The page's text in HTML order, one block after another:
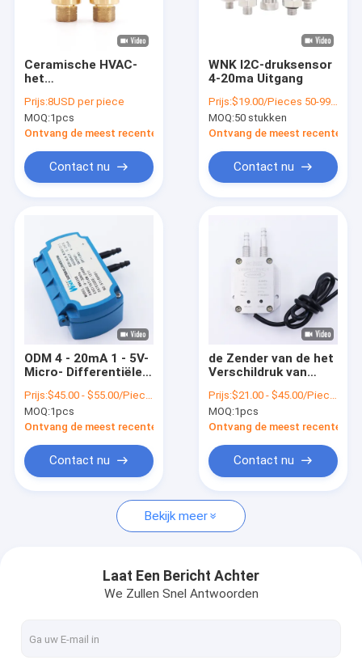
Producten
Over ons
Fabriekstocht
Kwaliteitscontrole
Nieuws
Gevallen
Vraag een offerte
Elektronische Druksensor
De elektronische Sensor van de Waterdruk
Ceramische HVAC-
het
van de Druksensor
voor Koeling
Prijs:8USD per piece
MOQ:1pcs
Ontvang de meest recente Prijs
Contact nu
WNK I2C-druksensor
4-20ma Uitgang
Prijs:$19.00/Pieces 50-99 Pieces
MOQ:50 stukken
Ontvang de meest recente
Contact nu
ODM 4 - 20mA 1 - 5V-
Micro- Differentiële
Luchtgas
Prijs:$45.00 - $55.00/Pieces
MOQ:1pcs
Ontvang de meest recente Prijs
Contact nu
de Zender van de het
Verschildruk van
het Meetinstrument
van de Winddruk
Prijs:$21.00 - $45.00/Pieces
MOQ:1pcs
Ontvang de meest recente
Contact nu
Bekijk meer
Laat Een Bericht Achter
We Zullen Snel Antwoorden